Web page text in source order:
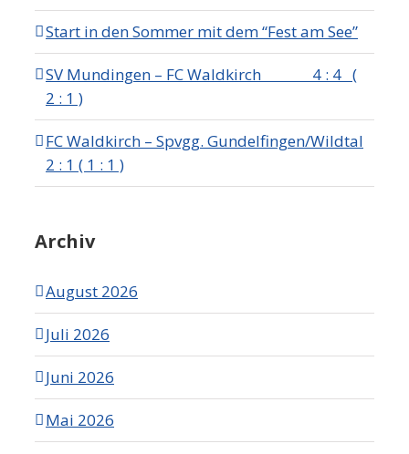
Start in den Sommer mit dem “Fest am See”
SV Mundingen – FC Waldkirch 4 : 4 (
2 : 1 )
FC Waldkirch – Spvgg. Gundelfingen/Wildtal
2 : 1 ( 1 : 1 )
Archiv
August 2026
Juli 2026
Juni 2026
Mai 2026